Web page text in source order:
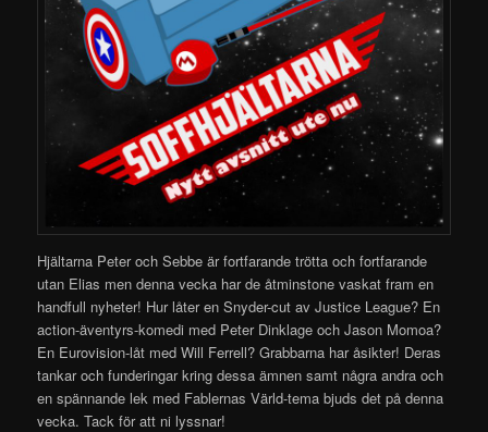
Hjältarna Peter och Sebbe är fortfarande trötta och fortfarande
utan Elias men denna vecka har de åtminstone vaskat fram en
handfull nyheter! Hur låter en Snyder-cut av Justice League? En
action-äventyrs-komedi med Peter Dinklage och Jason Momoa?
En Eurovision-låt med Will Ferrell? Grabbarna har åsikter! Deras
tankar och funderingar kring dessa ämnen samt några andra och
en spännande lek med Fablernas Värld-tema bjuds det på denna
vecka. Tack för att ni lyssnar!